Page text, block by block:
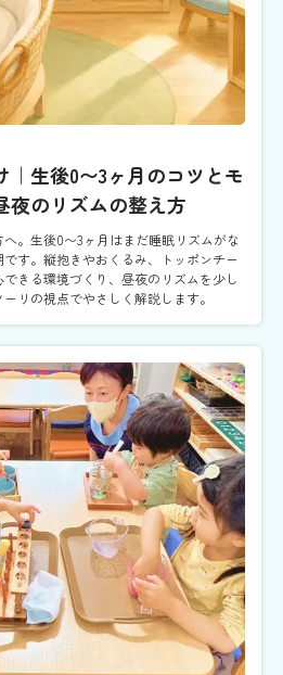
｜生後0〜3ヶ月のコツとモ
夜のリズムの整え方
。生後0〜3ヶ月はまだ睡眠リズムがな
す。縦抱きやおくるみ、トッポンチー
きる環境づくり、昼夜のリズムを少し
リの視点でやさしく解説します。